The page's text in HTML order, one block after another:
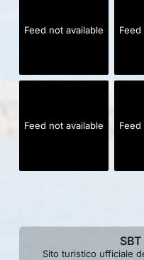
Feed not available Feed
Feed not available Feed
Sito turistico ufficiale